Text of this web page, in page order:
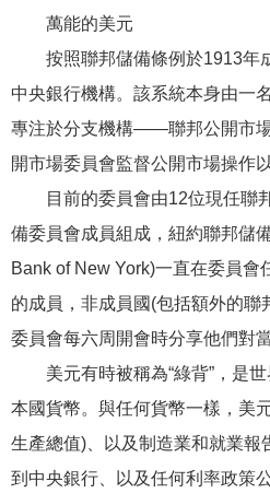
萬能的美元
按照聯邦儲備條例於1913年
中央銀行機構。該系統本身由一
專注於分支機構——聯邦公開市
開市場委員會監督公開市場操作
目前的委員會由12位現任聯
備委員會成員組成，紐約聯邦儲
Bank of New York)一直在委員會
的成員，非成員國(包括額外的聯
委員會每六周開會時分享他們對
美元有時被稱為“綠背”，是
本國貨幣。與任何貨幣一樣，美
生產總值)、以及制造業和就業報
到中央銀行、以及任何利率政策